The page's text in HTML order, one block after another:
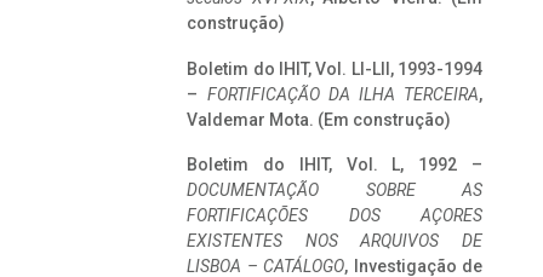
construção)
Boletim do IHIT, Vol. LI-LII, 1993-1994
– FORTIFICAÇÃO DA ILHA TERCEIRA,
Valdemar Mota. (Em construção)
Boletim do IHIT, Vol. L, 1992 –
DOCUMENTAÇÃO SOBRE AS
FORTIFICAÇÕES DOS AÇORES
EXISTENTES NOS ARQUIVOS DE
LISBOA – CATÁLOGO, Investigação de